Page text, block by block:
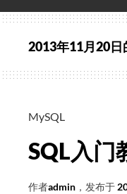
2013年11月20日
MySQL
SQL入门
作者admin ，发布于